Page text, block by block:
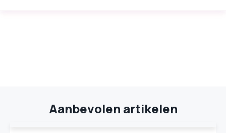
Aanbevolen artikelen